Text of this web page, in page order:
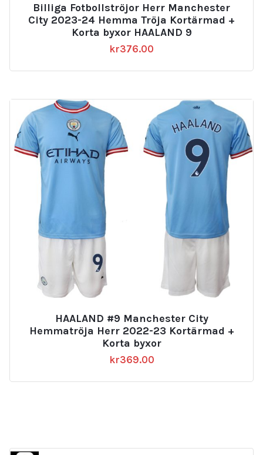
av 5
Billiga Fotbollströjor Herr Manchester
City 2023-24 Hemma Tröja Kortärmad +
Korta byxor HAALAND 9
kr376.00
HAALAND #9 Manchester City
Hemmatröja Herr 2022-23 Kortärmad +
Korta byxor
kr369.00